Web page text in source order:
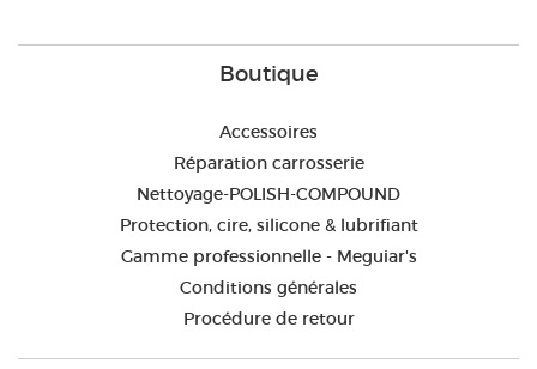
Boutique
Accessoires
Réparation carrosserie
Nettoyage-POLISH-COMPOUND
Protection, cire, silicone & lubrifiant
Gamme professionnelle - Meguiar's
Conditions générales
Procédure de retour